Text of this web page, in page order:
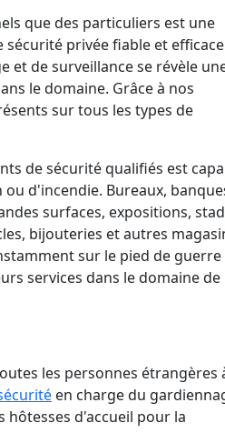
que des particuliers est une
privée fiable et efficace
et de surveillance se révèle
le domaine. Grâce à nos
sur tous les types de
de sécurité qualifiés est
d'incendie. Bureaux,
surfaces, expositions,
bijouteries et autres
sur le pied de guerre
services dans le domaine de
les personnes étrangères
en charge du
hôtesses d'accueil pour la